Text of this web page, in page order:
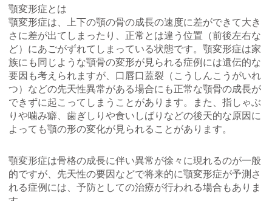
顎変形症とは
顎変形症は、上下の顎の骨の成長の速度に差ができて大き
さに差が出てしまったり、正常とは違う位置（前後左右な
ど）にあごがずれてしまっている状態です。顎変形症は家
族にも同じような顎骨の変形が見られる症例には遺伝的な
要因も考えられますが、口唇口蓋裂（こうしんこうがいれ
つ）などの先天性異常がある場合にも正常な顎骨の成長が
できずに起こってしまうことがあります。また、指しゃぶ
りや噛み癖、歯ぎしりや食いしばりなどの後天的な原因に
よっても顎の形の変化が見られることがあります。
顎変形症は骨格の成長に伴い異常が徐々に現れるのが一般
的ですが、先天性の要因などで将来的に顎変形症が予測さ
れる症例には、予防としての治療が行われる場合もありま